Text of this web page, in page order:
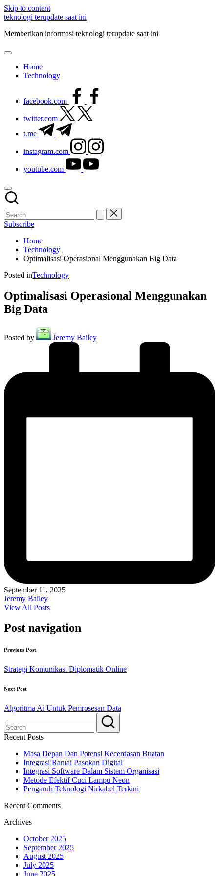
Skip to content
teknologi terupdate saat ini
Memberikan informasi teknologi terupdate saat ini
Home
Technology
facebook.com
twitter.com
t.me
instagram.com
youtube.com
Subscribe
Home
Technology
Optimalisasi Operasional Menggunakan Big Data
Posted inTechnology
Optimalisasi Operasional Menggunakan
Big Data
Posted by Jeremy Bailey
September 11, 2025
Jeremy Bailey
View All Posts
Post navigation
Previous Post
Strategi Komunikasi Diplomatik Online
Next Post
Algoritma Ai Untuk Pemrosesan Data
Recent Posts
Masa Depan Dan Potensi Kecerdasan Buatan
Integrasi Rantai Pasokan Digital
Integrasi Software Dalam Sistem Organisasi
Metode Efektif Cuci Lampu Neon
Pengaruh Teknologi Nirkabel Terkini
Recent Comments
Archives
October 2025
September 2025
August 2025
July 2025
June 2025